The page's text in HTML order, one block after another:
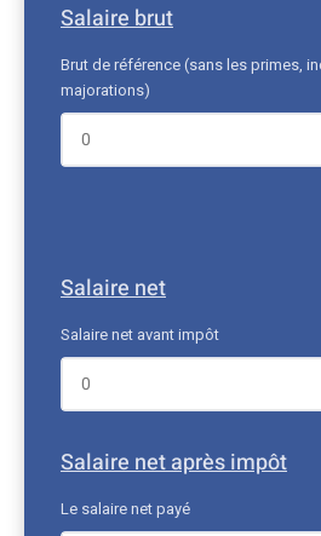
Salaire brut
Brut de référence (sans les primes,
majorations)
Salaire net
Salaire net avant impôt
Salaire net après impôt
Le salaire net payé